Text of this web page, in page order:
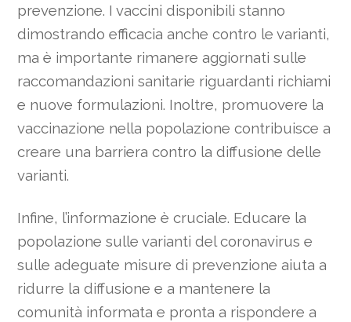
prevenzione. I vaccini disponibili stanno
dimostrando efficacia anche contro le varianti,
ma è importante rimanere aggiornati sulle
raccomandazioni sanitarie riguardanti richiami
e nuove formulazioni. Inoltre, promuovere la
vaccinazione nella popolazione contribuisce a
creare una barriera contro la diffusione delle
varianti.
Infine, l’informazione è cruciale. Educare la
popolazione sulle varianti del coronavirus e
sulle adeguate misure di prevenzione aiuta a
ridurre la diffusione e a mantenere la
comunità informata e pronta a rispondere a